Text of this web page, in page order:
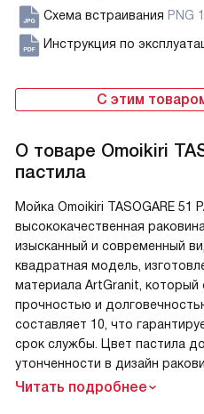
Схема встраивания PNG
Инструкция по
С этим
О товаре Omoikiri
пастила
Мойка Omoikiri TASOGARE 51
высококачественная
изысканный и современный
квадратная модель,
материала ArtGranit, который
прочностью и
составляет 10, что
срок службы. Цвет пастила
утонченности в дизайн
Читать подробнее